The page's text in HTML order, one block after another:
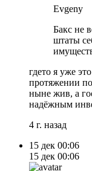
Evgeny
Бакс не
штаты
гдето я уже
протяжении
ныне жив, а
надёжным
4 г. назад
15 дек 00:06
15 дек 00:06